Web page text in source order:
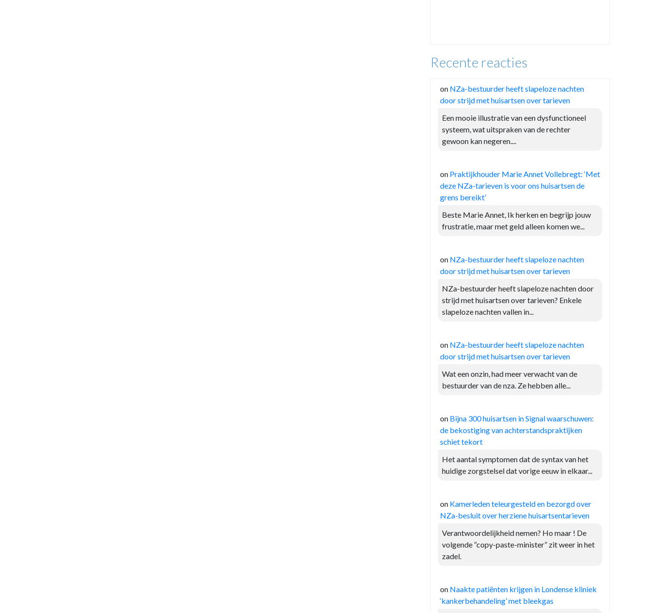
Recente reacties
on NZa-bestuurder heeft slapeloze nachten
door strijd met huisartsen over tarieven
Een mooie illustratie van een dysfunctioneel
systeem, wat uitspraken van de rechter
gewoon kan negeren....
on Praktijkhouder Marie Annet Vollebregt: ‘Met
deze NZa-tarieven is voor ons huisartsen de
grens bereikt’
Beste Marie Annet, Ik herken en begrijp jouw
frustratie, maar met geld alleen komen we...
on NZa-bestuurder heeft slapeloze nachten
door strijd met huisartsen over tarieven
NZa-bestuurder heeft slapeloze nachten door
strijd met huisartsen over tarieven? Enkele
slapeloze nachten vallen in...
on NZa-bestuurder heeft slapeloze nachten
door strijd met huisartsen over tarieven
Wat een onzin, had meer verwacht van de
bestuurder van de nza. Ze hebben alle...
on Bijna 300 huisartsen in Signal waarschuwen:
de bekostiging van achterstandspraktijken
schiet tekort
Het aantal symptomen dat de syntax van het
huidige zorgstelsel dat vorige eeuw in elkaar...
on Kamerleden teleurgesteld en bezorgd over
NZa-besluit over herziene huisartsentarieven
Verantwoordelijkheid nemen? Ho maar ! De
volgende “copy-paste-minister” zit weer in het
zadel.
on Naakte patiënten krijgen in Londense kliniek
‘kankerbehandeling’ met bleekgas